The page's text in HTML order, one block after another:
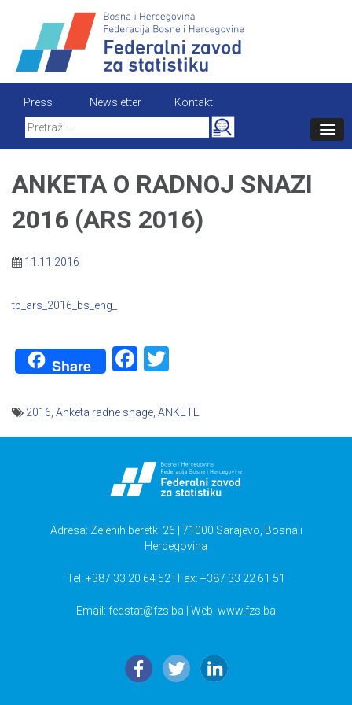
content
Press Newsletter
Kontakt
Search
for:
ANKETA O RADNOJ SNAZI
2016 (ARS 2016)
11.11.2016
tb_ars_2016_bs_eng_
Share Facebook
2016 Anketa radne snage ANKETE
Adresa: Zelenih beretki 26 | 71000 Sarajevo, Bosna i
Hercegovina
Tel: +387 33 20 64 52 | Fax: +387 33 22 61 51
Email: fedstat@fzs.ba | Web: www.fzs.ba